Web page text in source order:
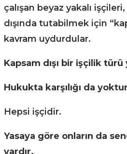
çalışan beyaz yakalı
dışında tutabilmek için
kavram uydurdular.
Kapsam dışı bir işçilik
Hukukta karşılığı da
Hepsi işçidir.
Yasaya göre onların da
vardır.